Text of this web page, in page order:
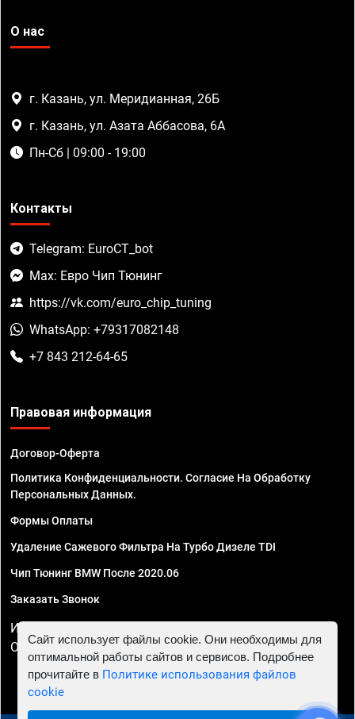
О нас
г. Казань, ул. Меридианная, 26Б
г. Казань, ул. Азата Аббасова, 6А
Пн-Сб | 09:00 - 19:00
Контакты
Telegram: EuroCT_bot
Max: Евро Чип Тюнинг
https://vk.com/euro_chip_tuning
WhatsApp: +79317082148
+7 843 212-64-65
Правовая информация
Договор-Оферта
Политика Конфиденциальности. Согласие На Обработку
Персональных Данных.
Формы Оплаты
Удаление Сажевого Фильтра На Турбо Дизеле TDI
Чип Тюнинг BMW После 2020.06
Заказать Звонок
ИП Смирнов Георгий Павлович. ИНН 781302555843,
ОГРНИП 324470400032610
Сайт использует файлы cookie. Они необходимы для
оптимальной работы сайтов и сервисов. Подробнее
прочитайте в Политике использования файлов
cookie